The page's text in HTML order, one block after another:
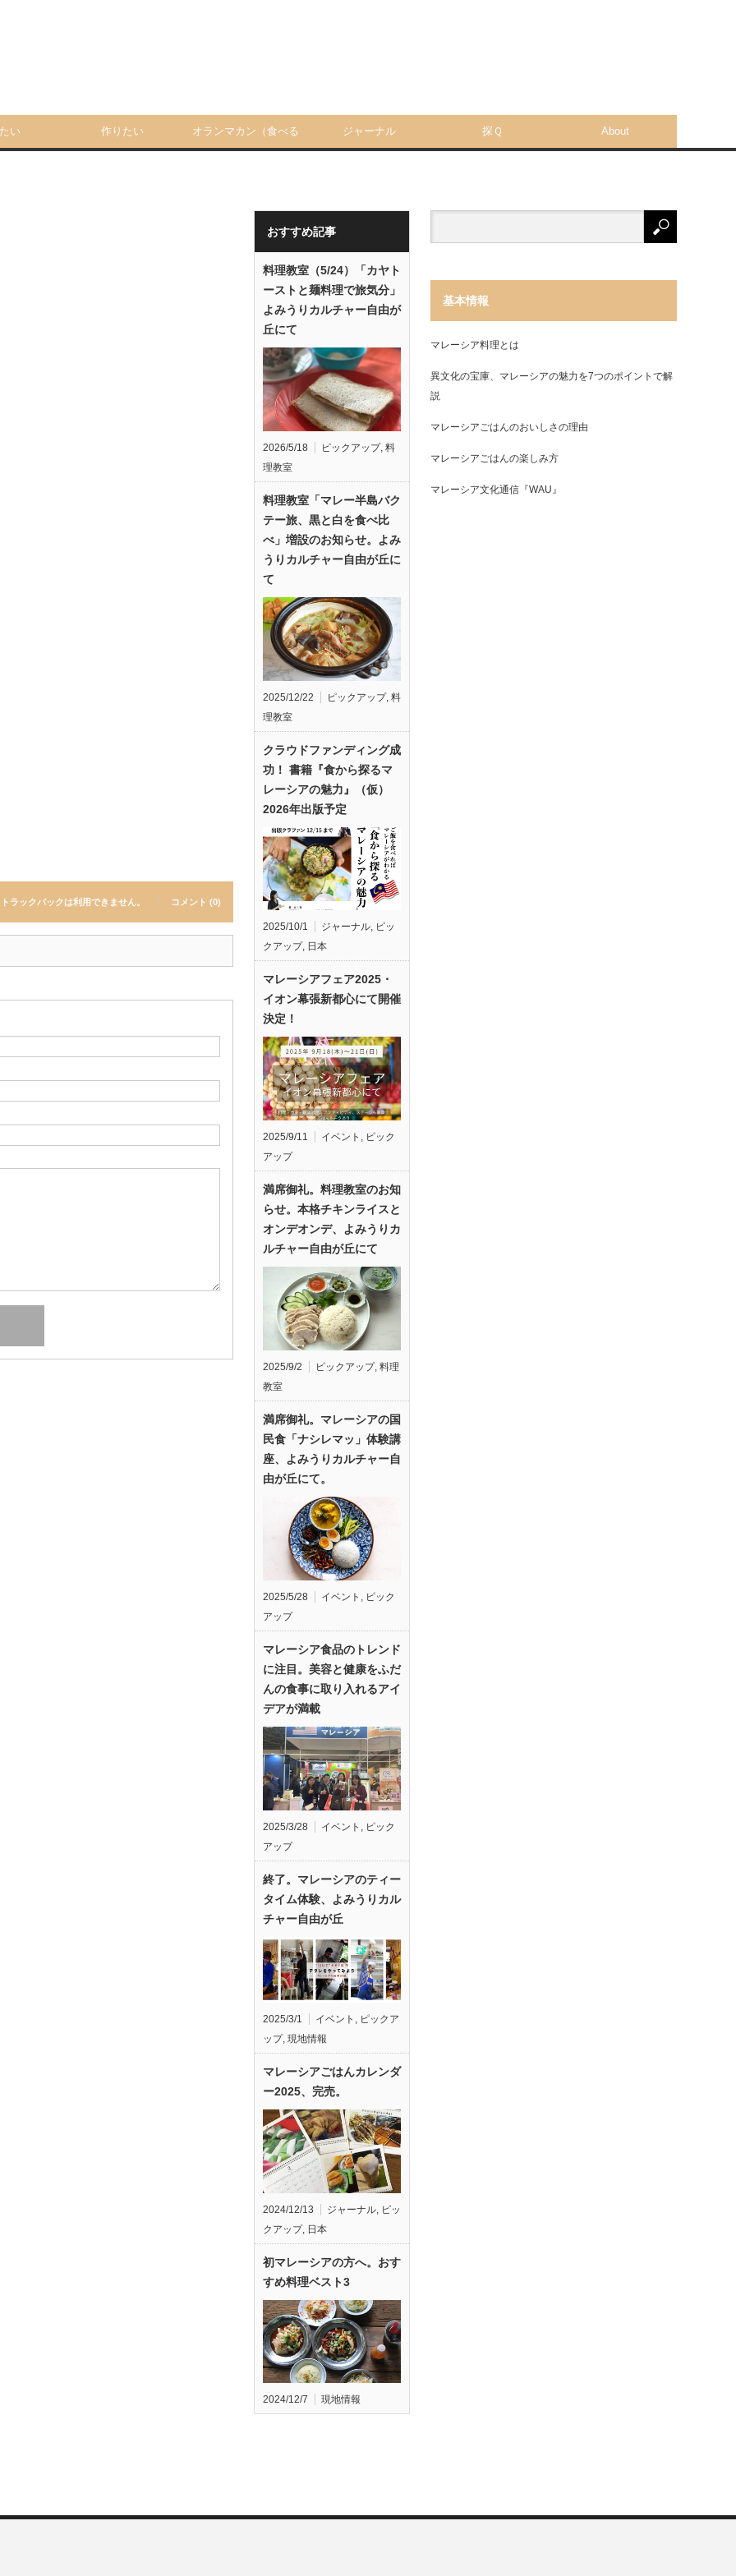
い 作りたい オランマカン（食べる ジャーナル 探Ｑ About
トラックバックは利用できません。 コメント (0)
おすすめ記事
料理教室（5/24）「カヤト
ーストと麺料理で旅気分」
よみうりカルチャー自由が
丘にて
2026/5/18 ピックアップ, 料
理教室
料理教室「マレー半島バク
テー旅、黒と白を食べ比
べ」増設のお知らせ。よみ
うりカルチャー自由が丘に
て
2025/12/22 ピックアップ, 料
理教室
クラウドファンディング成
功！ 書籍『食から探るマ
レーシアの魅力』（仮）
2026年出版予定
2025/10/1 ジャーナル, ピッ
クアップ, 日本
マレーシアフェア2025・
イオン幕張新都心にて開催
決定！
2025/9/11 イベント , ピック
アップ
満席御礼。料理教室のお知
らせ。本格チキンライスと
オンデオンデ、よみうりカ
ルチャー自由が丘にて
2025/9/2 ピックアップ, 料理
教室
満席御礼。マレーシアの国
民食「ナシレマッ」体験講
座、よみうりカルチャー自
由が丘にて。
2025/5/28 イベント , ピック
アップ
マレーシア食品のトレンド
に注目。美容と健康をふだ
んの食事に取り入れるアイ
デアが満載
2025/3/28 イベント
ピック
アップ
終了。マレーシアのティー
タイム体験、よみうりカル
チャー自由が丘
2025/3/1 イベント , ピックア
ップ, 現地情報
マレーシアごはんカレンダ
ー2025、完売。
2024/12/13 ジャーナル ピッ
クアップ, 日本
初マレーシアの方へ。おす
すめ料理ベスト3
2024/12/7 現地情報
基本情報
マレーシア料理とは
異文化の宝庫、マレーシアの魅力を7つのポイントで解
説
マレーシアごはんのおいしさの理由
マレーシアごはんの楽しみ方
マレーシア文化通信『WAU』